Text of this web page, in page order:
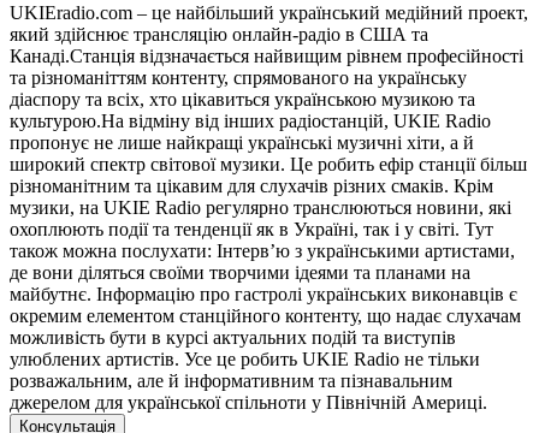
UKIEradio.com – це найбільший український медійний проект,
який здійснює трансляцію онлайн-радіо в США та
Канаді.Станція відзначається найвищим рівнем професійності
та різноманіттям контенту, спрямованого на українську
діаспору та всіх, хто цікавиться українською музикою та
культурою.На відміну від інших радіостанцій, UKIE Radio
пропонує не лише найкращі українські музичні хіти, а й
широкий спектр світової музики. Це робить ефір станції більш
різноманітним та цікавим для слухачів різних смаків. Крім
музики, на UKIE Radio регулярно транслюються новини, які
охоплюють події та тенденції як в Україні, так і у світі. Тут
також можна послухати: Інтерв’ю з українськими артистами,
де вони діляться своїми творчими ідеями та планами на
майбутнє. Інформацію про гастролі українських виконавців є
окремим елементом станційного контенту, що надає слухачам
можливість бути в курсі актуальних подій та виступів
улюблених артистів. Усе це робить UKIE Radio не тільки
розважальним, але й інформативним та пізнавальним
джерелом для української спільноти у Північній Америці.
Консультація